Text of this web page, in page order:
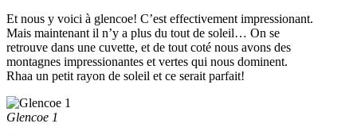
Et nous y voici à glencoe! C’est effectivement impressionant.
Mais maintenant il n’y a plus du tout de soleil… On se
retrouve dans une cuvette, et de tout coté nous avons des
montagnes impressionantes et vertes qui nous dominent.
Rhaa un petit rayon de soleil et ce serait parfait!
Glencoe 1